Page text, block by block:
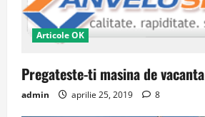
Articole OK
Pregateste-ti masina de vacanta
admin aprilie 25, 2019 8